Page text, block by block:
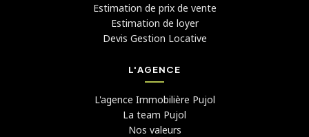
Estimation de prix de vente
Estimation de loyer
Devis Gestion Locative
L'AGENCE
L'agence Immobilière Pujol
La team Pujol
Nos valeurs